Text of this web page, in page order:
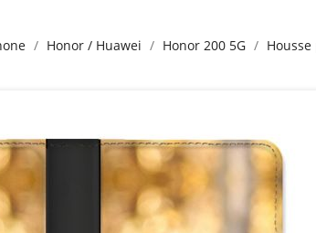
Honor / Huawei Honor 200 5G